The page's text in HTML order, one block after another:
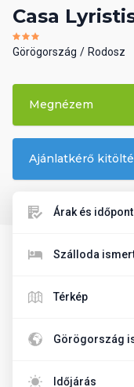
Casa
Görögország Rodosz
Megnézem
Ajánlatkérő
Árak és
Szálloda
Térkép
Görögország
Időjárás